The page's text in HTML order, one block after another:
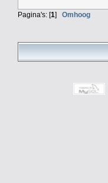
Pagina's: [1] Omhoog